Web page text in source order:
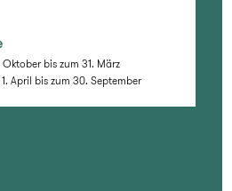
bis zum 31. März
April bis zum 30. September